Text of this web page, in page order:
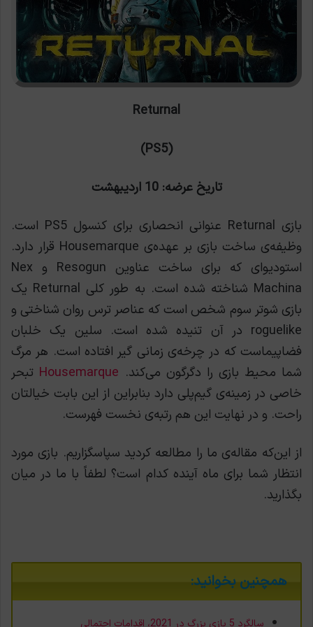
Returnal
(PS5)
تاریخ عرضه: 10 اردیبهشت
بازی Returnal عنوانی انحصاری برای کنسول PS5 است.
وظيفه‌ی ساخت بازی بر عهده‌ی Housemarque قرار دارد.
استودیوای که برای ساخت عناوین Resogun و Nex
Machina شناخته شده است. به طور کلی Returnal یک
بازی شوتر سوم شخص است که عناصر ترس روان شناختی و
roguelike در آن تنیده شده است. سلین یک خلبان
فضاپیماست که در چرخه‌ی زمانی گیر افتاده است. هر مرگ
شما محیط بازی را دگرگون می‌کند. Housemarque تبحر
خاصی در زمینه‌ی گیم‌پلی دارد بنابراین از این بابت خیالتان
راحت. و در نهایت این هم رتبه‌ی نخست فهرست.
از این‌که مقاله‌ی ما را مطالعه کردید سپاسگزاریم. بازی مورد
انتظار شما برای ماه آینده کدام است؟ لطفاً با ما در میان
بگذارید.
همچنین بخوانید:
سالگرد 5 بازی بزرگ در 2021، اقدامات احتمالی